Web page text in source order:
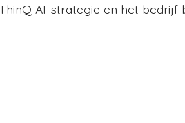
AI-strategie en het